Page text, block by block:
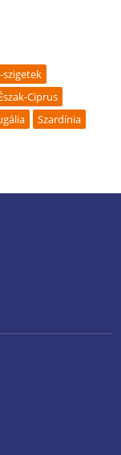
szigetek
Ciprus
Szardínia